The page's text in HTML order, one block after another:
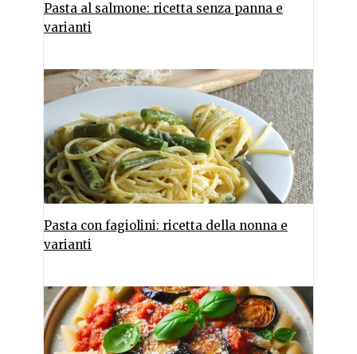
Pasta al salmone: ricetta senza panna e
varianti
Pasta con fagiolini: ricetta della nonna e
varianti